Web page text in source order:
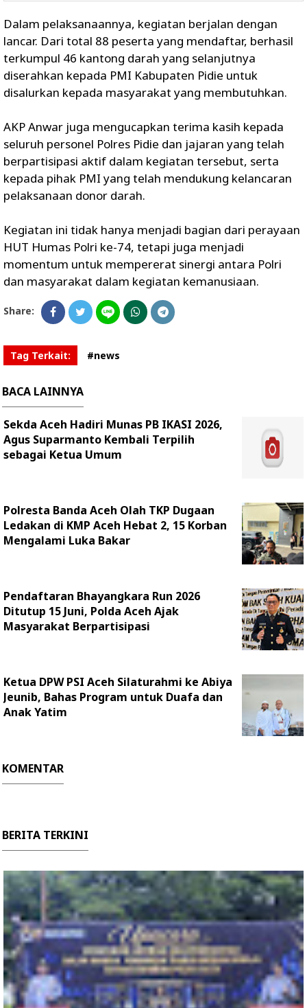
Dalam pelaksanaannya, kegiatan berjalan dengan
lancar. Dari total 88 peserta yang mendaftar, berhasil
terkumpul 46 kantong darah yang selanjutnya
diserahkan kepada PMI Kabupaten Pidie untuk
disalurkan kepada masyarakat yang membutuhkan.
AKP Anwar juga mengucapkan terima kasih kepada
seluruh personel Polres Pidie dan jajaran yang telah
berpartisipasi aktif dalam kegiatan tersebut, serta
kepada pihak PMI yang telah mendukung kelancaran
pelaksanaan donor darah.
Kegiatan ini tidak hanya menjadi bagian dari perayaan
HUT Humas Polri ke-74, tetapi juga menjadi
momentum untuk mempererat sinergi antara Polri
dan masyarakat dalam kegiatan kemanusiaan.
Share:
Tag Terkait: #news
BACA LAINNYA
Sekda Aceh Hadiri Munas PB IKASI 2026,
Agus Suparmanto Kembali Terpilih
sebagai Ketua Umum
Polresta Banda Aceh Olah TKP Dugaan
Ledakan di KMP Aceh Hebat 2, 15 Korban
Mengalami Luka Bakar
Pendaftaran Bhayangkara Run 2026
Ditutup 15 Juni, Polda Aceh Ajak
Masyarakat Berpartisipasi
Ketua DPW PSI Aceh Silaturahmi ke Abiya
Jeunib, Bahas Program untuk Duafa dan
Anak Yatim
KOMENTAR
BERITA TERKINI